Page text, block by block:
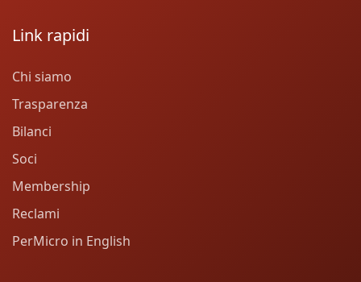
Link rapidi
Chi siamo
Trasparenza
Bilanci
Soci
Membership
Reclami
PerMicro in English